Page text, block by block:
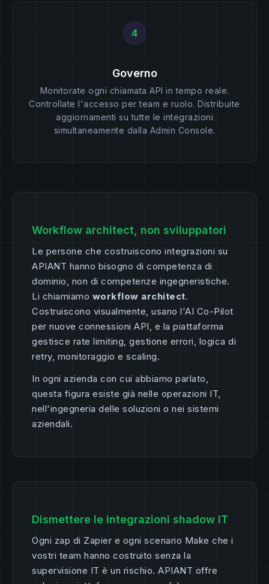
4
Governo
Monitorate ogni chiamata API in tempo reale.
Controllate l'accesso per team e ruolo. Distribuite
aggiornamenti su tutte le integrazioni
simultaneamente dalla Admin Console.
Workflow architect, non sviluppatori
Le persone che costruiscono integrazioni su
APIANT hanno bisogno di competenza di
dominio, non di competenze ingegneristiche.
Li chiamiamo workflow architect.
Costruiscono visualmente, usano l'AI Co-Pilot
per nuove connessioni API, e la piattaforma
gestisce rate limiting, gestione errori, logica di
retry, monitoraggio e scaling.
In ogni azienda con cui abbiamo parlato,
questa figura esiste già nelle operazioni IT,
nell'ingegneria delle soluzioni o nei sistemi
aziendali.
Dismettere le integrazioni shadow IT
Ogni zap di Zapier e ogni scenario Make che i
vostri team hanno costruito senza la
supervisione IT è un rischio. APIANT offre